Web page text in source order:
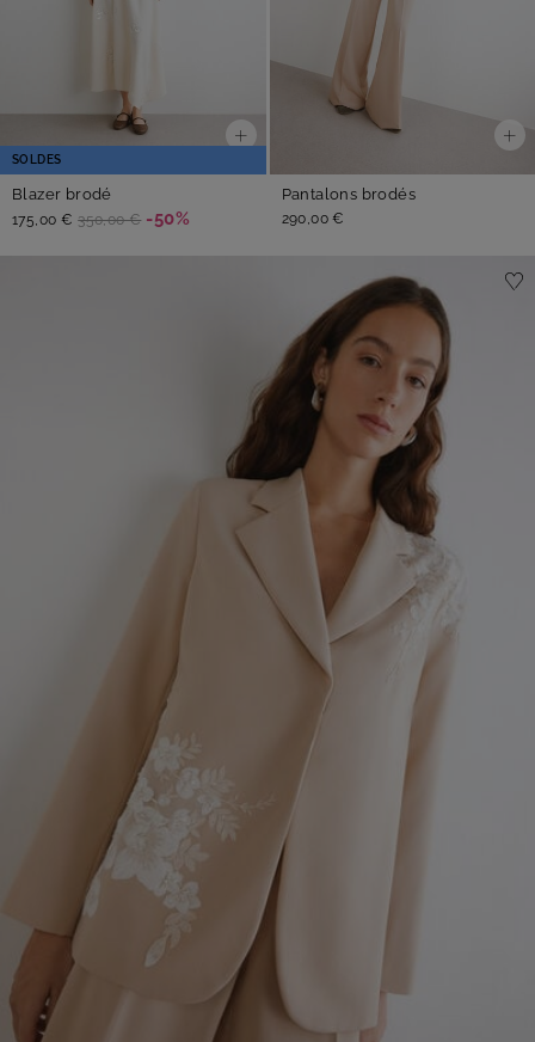
SOLDES
Blazer brodé
175,00 € 350,00 € -50%
Pantalons brodés
290,00 €